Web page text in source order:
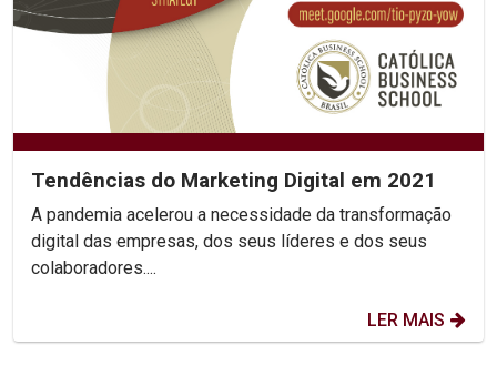
Tendências do Marketing Digital em 2021
A pandemia acelerou a necessidade da transformação
digital das empresas, dos seus líderes e dos seus
colaboradores....
LER MAIS